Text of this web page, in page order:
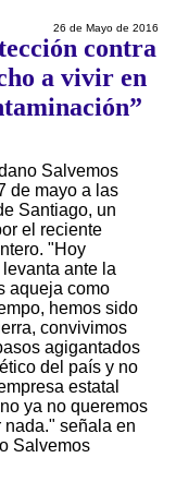
26 de Mayo de 2016
contra
a vivir en
Salvemos
de mayo a las
Santiago, un
el reciente
"Hoy
ante la
aqueja como
hemos sido
convivimos
agigantados
del país y no
estatal
ya no queremos
nada." señala en
Salvemos